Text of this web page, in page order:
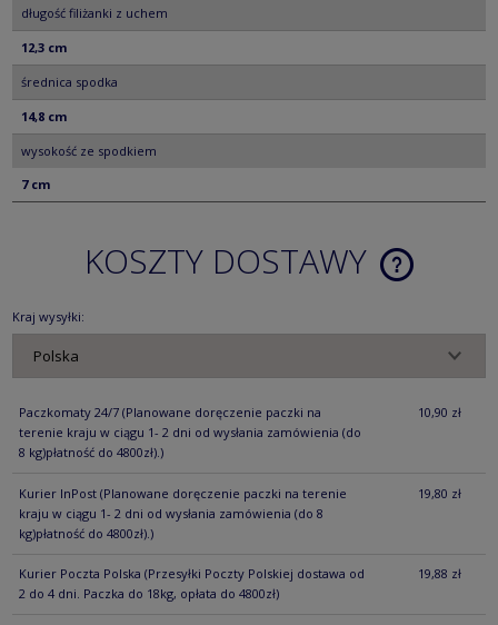
długość filiżanki z uchem
12,3 cm
średnica spodka
14,8 cm
wysokość ze spodkiem
7 cm
KOSZTY DOSTAWY
CENA NIE
Kraj wysyłki:
Paczkomaty 24/7 (Planowane doręczenie paczki na
terenie kraju w ciągu 1- 2 dni od wysłania zamówienia (do
8 kg)płatność do 4800zł).)
10,90 zł
Kurier InPost (Planowane doręczenie paczki na terenie
kraju w ciągu 1- 2 dni od wysłania zamówienia (do 8
kg)płatność do 4800zł).)
19,80 zł
Kurier Poczta Polska (Przesyłki Poczty Polskiej dostawa od
2 do 4 dni. Paczka do 18kg, opłata do 4800zł)
19,88 zł